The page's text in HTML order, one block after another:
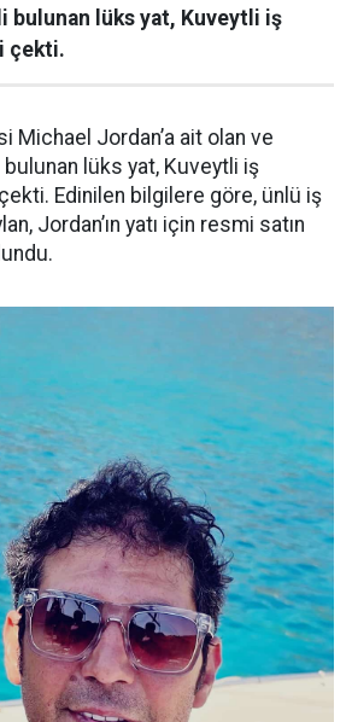
bulunan lüks yat, Kuveytli iş
çekti.
Michael Jordan’a ait olan ve
bulunan lüks yat, Kuveytli iş
Edinilen bilgilere göre, ünlü iş
Jordan’ın yatı için resmi satın